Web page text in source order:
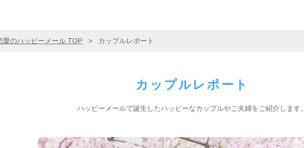
愛のハッピーメール TOP > カップルレポート
カップルレポート
ハッピーメールで誕生したハッピーなカップルやご夫婦をご紹介します。